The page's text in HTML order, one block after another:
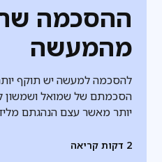
ההסכמה
מהמעשה
להסכמה למעשה יש תוקף
הסכמתם של שמואל ושמשון
יותר מאשר עצם הנהגתם
2 דקות קריאה